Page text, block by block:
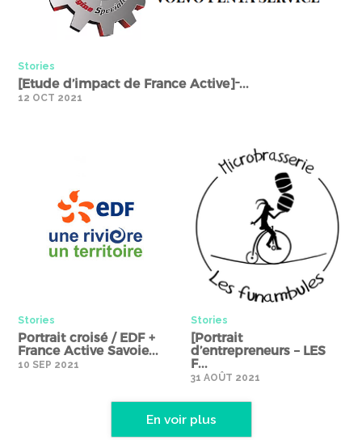
Stories
[Etude d’impact de France Active] ̵...
12 OCT 2021
Stories
Portrait croisé / EDF +
France Active Savoie...
10 SEP 2021
Stories" />
Stories
[Portrait
d’entrepreneurs – LES
F...
31 AOÛT 2021
En voir plus